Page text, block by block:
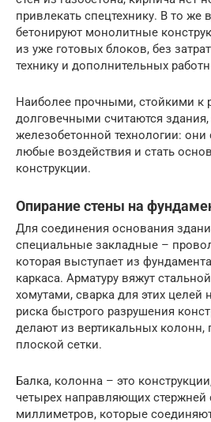
привлекать спецтехнику. В то же
бетонируют монолитные
из уже готовых блоков, без
технику и дополнительных
Наиболее прочными, стойкими к
долговечными считаются
железобетонной технологии:
любые воздействия и стать
конструкции.
Опирание стены на
Для соединения основания
специальные закладные –
которая выступает из
каркаса. Арматуру вяжут
хомутами, сварка для этих целей
риска быстрого разрушения
делают из вертикальных колонн,
плоской сетки.
Балка, колонна – это
четырех направляющих стержней
миллиметров, которые